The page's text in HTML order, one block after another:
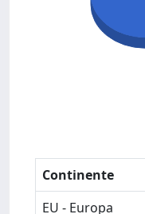
Continente
EU - Europa